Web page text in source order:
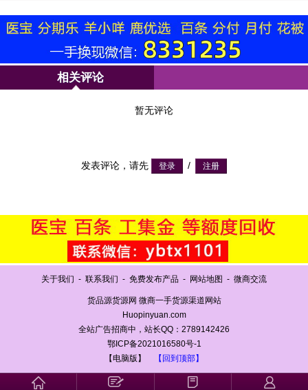
相关评论
暂无评论
发表评论，请先 /
关于我们 - 联系我们 - 免费发布产品 - 网站地图 - 微商交流
货品源货源网 微商一手货源渠道网站
Huopinyuan.com
全站广告招商中，站长QQ：2789142426
鄂ICP备2021016580号-1
【电脑版】
【回到顶部】